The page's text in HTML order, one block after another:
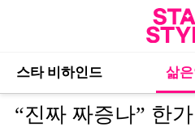
스타 비하인드 삶은
“진짜 짜증나” 한